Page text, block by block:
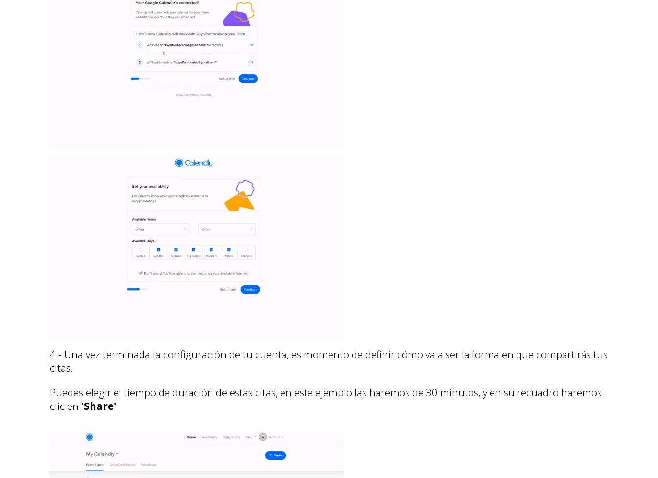
4.- Una vez terminada la configuración de tu cuenta, es momento de definir cómo va a ser la forma en que compartirás tus
citas.
Puedes elegir el tiempo de duración de estas citas, en este ejemplo las haremos de 30 minutos, y en su recuadro haremos
clic en 'Share':